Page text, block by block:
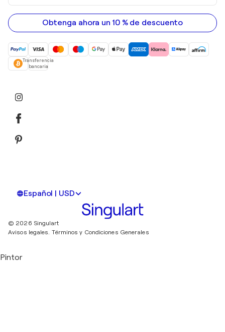
correo
electrónico
Obtenga ahora un 10 % de descuento
Transferencia
bancaria
Español | USD
© 2026 Singulart
Avisos legales. Términos y Condiciones Generales
Pintor